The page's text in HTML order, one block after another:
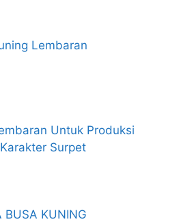
Lembaran
Untuk Produksi
Surpet
BUSA KUNING